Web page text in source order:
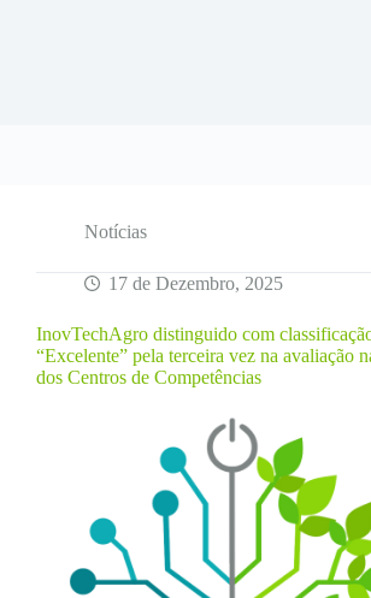
Notícias
17 de Dezembro, 2025
InovTechAgro distinguido com
“Excelente” pela terceira vez na avaliação
dos Centros de Competências